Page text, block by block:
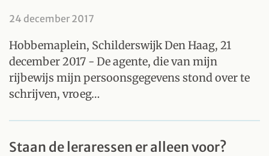
24 december 2017
Hobbemaplein, Schilderswijk Den Haag, 21
december 2017 - De agente, die van mijn
rijbewijs mijn persoonsgegevens stond over te
schrijven, vroeg…
Staan de leraressen er alleen voor?